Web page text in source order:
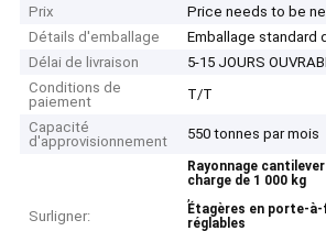
Prix
Price needs to be
Détails d'emballage
Emballage standard
Délai de livraison
5-15 JOURS
Conditions de
paiement
T/T
Capacité
d'approvisionnement
550 tonnes par mois
Surligner:
Rayonnage
charge de 1 000 kg
,
Étagères en porte-
réglables